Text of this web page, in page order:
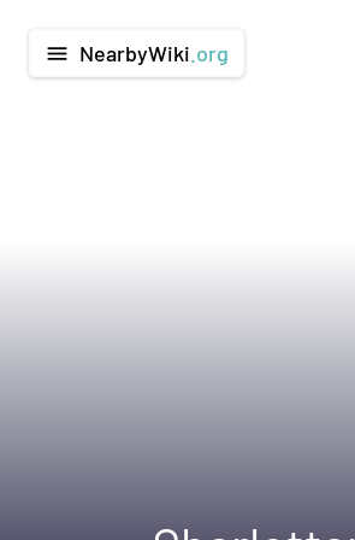
menu NearbyWiki .org